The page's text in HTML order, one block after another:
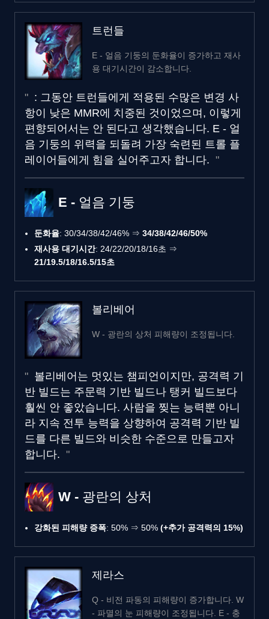
트런들
E - 얼음 기둥의 둔화율이 증가하고 재사
용 대기시간이 감소합니다.
: 그동안 트런들에게 적용된 수많은 변경 사
항이 낮은 MMR에 치중된 것이었으며, 이렇게
편향되어서는 안 된다고 생각했습니다. E - 얼
음 기둥의 위력을 되돌려 가장 숙련된 트롤 플
레이어들에게 힘을 실어주고자 합니다.
E - 얼음 기둥
둔화율: 30/34/38/42/46% ⇒ 34/38/42/46/50%
재사용 대기시간: 24/22/20/18/16초 ⇒
21/19.5/18/16.5/15초
볼리베어
W - 광란의 상처 피해량이 조정됩니다.
볼리베어는 멋있는 챔피언이지만, 공격력 기
반 빌드는 주문력 기반 빌드나 탱커 빌드보다
훨씬 안 좋았습니다. 사람을 찢는 능력뿐 아니
라 지속 전투 능력을 상향하여 공격력 기반 빌
드를 다른 빌드와 비슷한 수준으로 만들고자
합니다.
W - 광란의 상처
강화된 피해량 증폭: 50% ⇒ 50% (+추가 공격력의 15%)
제라스
Q - 비전 파동의 피해량이 증가합니다. W
- 파멸의 눈 피해량이 조정됩니다. E - 충